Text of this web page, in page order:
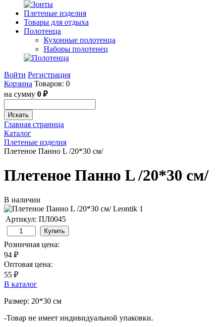
Плетеные изделия
Товары для отдыха
Полотенца
Кухонные полотенца
Наборы полотенец
Войти Регистрация
Корзина Товаров: 0
на сумму 0 ₽
Искать
Главная страница
Каталог
Плетеные изделия
Плетеное Панно L /20*30 см/
Плетеное Панно L /20*30 см/
В наличии
Артикул: ПЛ0045
Купить
Розничная цена:
94 ₽
Оптовая цена:
55 ₽
В каталог
Размер: 20*30 см
-Товар не имеет индивидуальной упаковки.